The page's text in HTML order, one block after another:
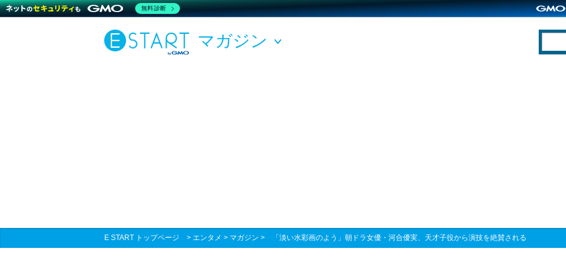
マガジン
E START トップページ > エンタメ > マガジン > 「淡い水彩画のよう」朝ドラ女優・河合優実、天才子役から演技を絶賛される
無料診断